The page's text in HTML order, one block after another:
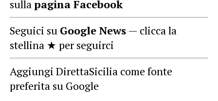
sullapagina Facebook
Seguici su Google News — clicca la
stellina ★ per seguirci
Aggiungi DirettaSicilia come fonte
preferita su Google